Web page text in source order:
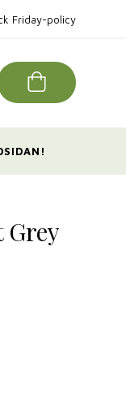
Friday-policy
Grey